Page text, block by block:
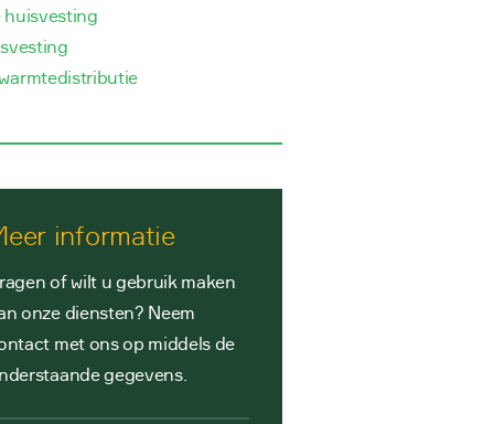
huisvesting
informatie
of wilt u gebruik maken
onze diensten? Neem
met ons op middels de
gegevens.